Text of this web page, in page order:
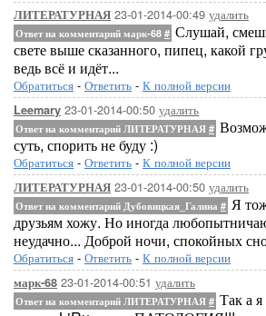
ЛИТЕРАТУРНАЯ 23-01-2014-00:49 удалить
Ответ на комментарий марк-68 # Слушай,
свете выше сказанного, пипец, какой
ведь всё и идёт...
Обратиться - Ответить - К полной версии
Leemary 23-01-2014-00:50 удалить
Ответ на комментарий ЛИТЕРАТУРНАЯ #
суть, спорить не буду :)
Обратиться - Ответить - К полной версии
ЛИТЕРАТУРНАЯ 23-01-2014-00:50 удалить
Ответ на комментарий Дубовицкая_Галина # Я
друзьям хожу. Но иногда
неудачно... Доброй ночи, спокойных
Обратиться - Ответить - К полной версии
марк-68 23-01-2014-00:51 удалить
Ответ на комментарий ЛИТЕРАТУРНАЯ # Так а